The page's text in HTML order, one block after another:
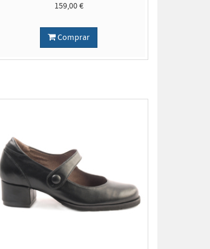
159,00 €
Comprar